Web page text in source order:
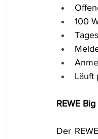
100
Läuft
REWE
Der